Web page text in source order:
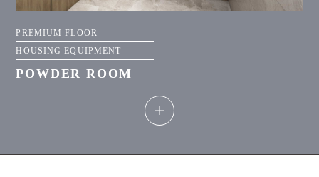
PREMIUM FLOOR
HOUSING EQUIPMENT
POWDER ROOM